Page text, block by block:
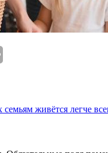
живётся легче